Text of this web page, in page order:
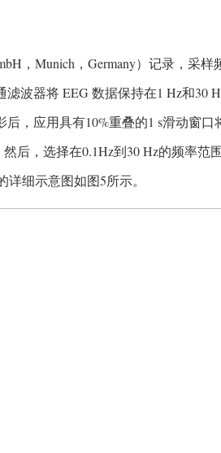
，Munich，Germany）记录，采
波器将 EEG 数据保持在1 Hz和30
，应用具有10%重叠的1 s滑动窗口
后，选择在0.1Hz到30 Hz的频率范
细示意图如图5所示。